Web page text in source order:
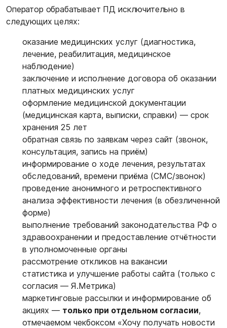
Оператор обрабатывает ПД исключительно в
следующих целях:
оказание медицинских услуг (диагностика,
лечение, реабилитация, медицинское
наблюдение)
заключение и исполнение договора об оказании
платных медицинских услуг
оформление медицинской документации
(медицинская карта, выписки, справки) — срок
хранения 25 лет
обратная связь по заявкам через сайт (звонок,
консультация, запись на приём)
информирование о ходе лечения, результатах
обследований, времени приёма (СМС/звонок)
проведение анонимного и ретроспективного
анализа эффективности лечения (в обезличенной
форме)
выполнение требований законодательства РФ о
здравоохранении и предоставление отчётности
в уполномоченные органы
рассмотрение откликов на вакансии
статистика и улучшение работы сайта (только с
согласия — Я.Метрика)
маркетинговые рассылки и информирование об
акциях — только при отдельном согласии,
отмечаемом чекбоксом «Хочу получать новости